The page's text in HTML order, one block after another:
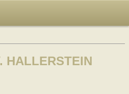
HALLERSTEIN